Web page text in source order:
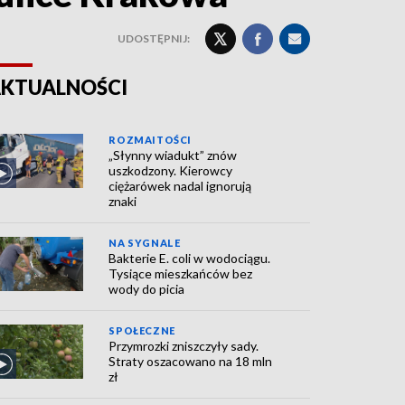
UDOSTĘPNIJ:
ROZMAITOŚCI
„Słynny wiadukt” znów
uszkodzony. Kierowcy
ciężarówek nadal ignorują
znaki
NA SYGNALE
Bakterie E. coli w wodociągu.
Tysiące mieszkańców bez
wody do picia
SPOŁECZNE
Przymrozki zniszczyły sady.
Straty oszacowano na 18 mln
zł